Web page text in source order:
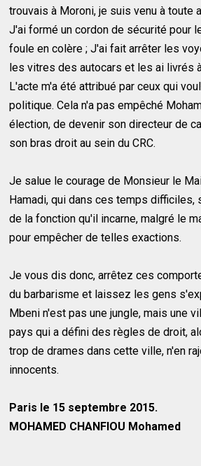
trouvais à Moroni, je suis venu à toute
J'ai formé un cordon de sécurité pour
foule en colère ; J'ai fait arrêter les
les vitres des autocars et les ai livrés
L'acte m'a été attribué par ceux qui
politique. Cela n'a pas empêché
élection, de devenir son directeur de
son bras droit au sein du CRC.
Je salue le courage de Monsieur le
Hamadi, qui dans ces temps difficiles,
de la fonction qu'il incarne, malgré le
pour empêcher de telles exactions.
Je vous dis donc, arrêtez ces
du barbarisme et laissez les gens
Mbeni n'est pas une jungle, mais une
pays qui a défini des règles de droit,
trop de drames dans cette ville, n'en
innocents.
Paris le 15 septembre 2015.
MOHAMED CHANFIOU Mohamed